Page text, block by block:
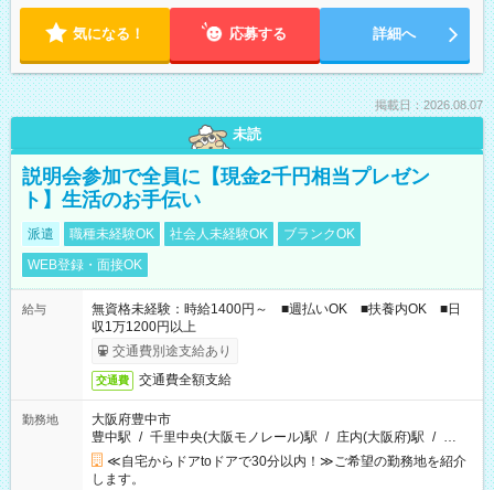
気になる！ 応募する 詳細へ
掲載日：2026.08.07
未読
説明会参加で全員に【現金2千円相当プレゼン
ト】生活のお手伝い
派遣 職種未経験OK 社会人未経験OK
ブランクOK
WEB登録・面接OK
給与
無資格未経験：時給1400円～ ■週払いOK ■扶養内OK ■日
収1万1200円以上
交通費別途支給あり
交通費 交通費全額支給
勤務地
大阪府豊中市
豊中駅 / 千里中央(大阪モノレール)駅 / 庄内(大阪府)駅 / …
≪自宅からドアtoドアで30分以内！≫ご希望の勤務地を紹介
します。